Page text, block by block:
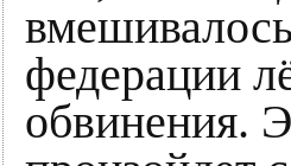
федерации
обвинения.